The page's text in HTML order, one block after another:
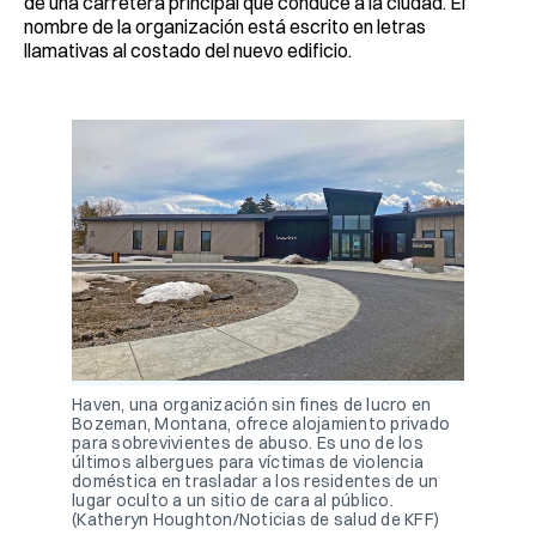
nombre de la organización está escrito en letras
llamativas al costado del nuevo edificio.
Haven, una organización sin fines de lucro en
Bozeman, Montana, ofrece alojamiento privado
para sobrevivientes de abuso. Es uno de los
últimos albergues para víctimas de violencia
doméstica en trasladar a los residentes de un
lugar oculto a un sitio de cara al público.
(Katheryn Houghton/Noticias de salud de KFF)